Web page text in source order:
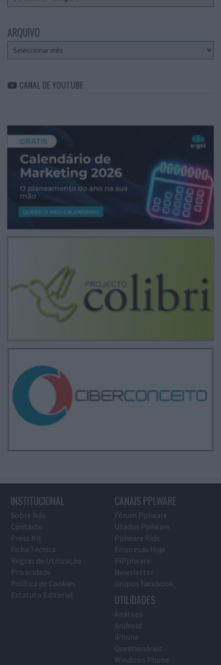
ARQUIVO
Arquivo
CANAL DE YOUTUBE
INSTITUCIONAL
Sobre Nós
Contacto
Press Kit
Ficha Técnica
Regras de Utilização
Privacidade
Política de Cookies
Estatuto Editorial
CANAIS PPLWARE
Fórum Pplware
Usados Pplware
Pplware Kids
Empresas Hoje
PiPplware
Newsletter
Grupos Facebook
UTILIDADES
Análises
Android
iPhone
Questionários
Windows Phone